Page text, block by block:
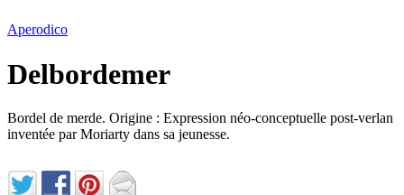
Aperodico
Delbordemer
Bordel de merde. Origine : Expression néo-conceptuelle post-verlan
inventée par Moriarty dans sa jeunesse.